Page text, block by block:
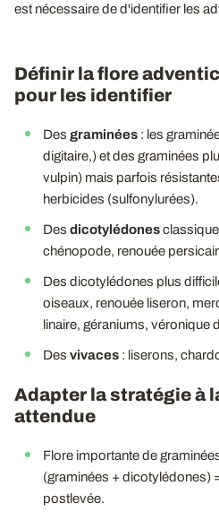
est nécessaire de d'identifier les
Définir la flore
pour les identifier
Des graminées : les
digitaire,) et des graminées
vulpin) mais parfois
herbicides (sulfonylurées).
Des dicotylédones
chénopode, renouée
Des dicotylédones plus
oiseaux, renouée liseron,
linaire, géraniums, véronique
Des vivaces : liserons,
Adapter la stratégie à
attendue
Flore importante de
(graminées + dicotylédones)
postlevée.